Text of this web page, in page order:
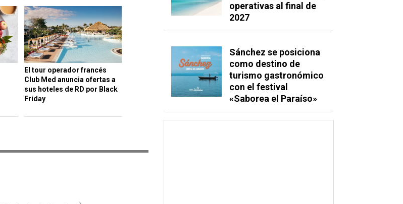
El tour operador francés
Club Med anuncia ofertas a
sus hoteles de RD por Black
Friday
operativas al final de
2027
Sánchez se posiciona
como destino de
turismo gastronómico
con el festival
«Saborea el Paraíso»